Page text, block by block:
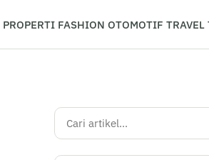
PROPERTI FASHION OTOMOTIF TRAVEL
Cari